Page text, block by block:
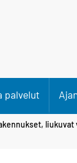
palvelut
liukuvat